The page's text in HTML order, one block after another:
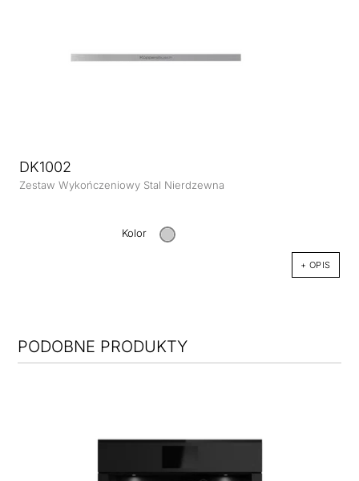
DK1002
Zestaw Wykończeniowy Stal Nierdzewna
Kolor
+ OPIS
PODOBNE PRODUKTY